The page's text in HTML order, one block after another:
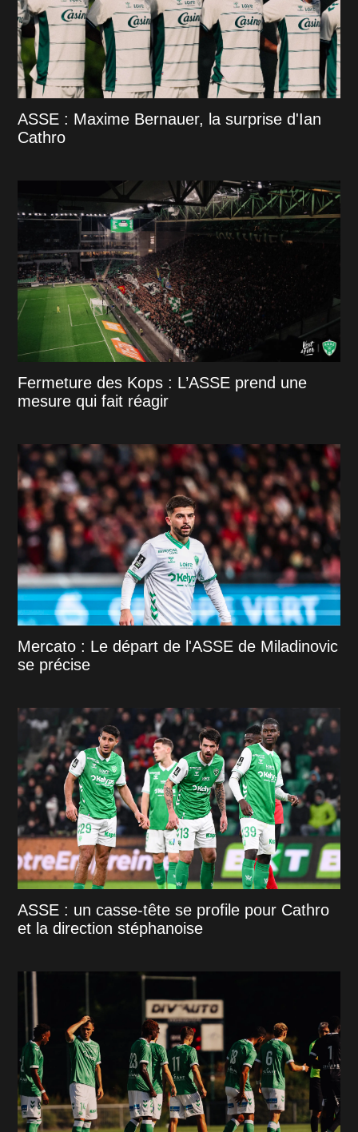
ASSE : Maxime Bernauer, la surprise d'Ian
Cathro
Fermeture des Kops : L’ASSE prend une
mesure qui fait réagir
Mercato : Le départ de l'ASSE de Miladinovic
se précise
ASSE : un casse-tête se profile pour Cathro
et la direction stéphanoise